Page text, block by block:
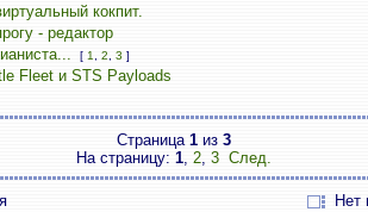
кокпит.
- редактор
[ 1 2 3 ]
Fleet и STS Payloads
Страница 1 из 3
На страницу: 1, 2, 3 След.
Нет